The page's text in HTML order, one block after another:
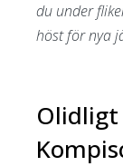
du under
höst för nya
Olidligt